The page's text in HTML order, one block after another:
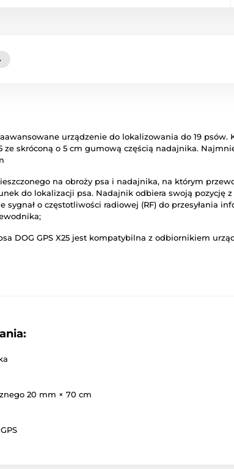
urządzenie do lokalizowania do 19 psów.
ze skróconą o 5 cm gumową częścią nadajnika.
na obroży psa i nadajnika, na którym
do lokalizacji psa. Nadajnik odbiera swoją pozycję z
sygnał o częstotliwości radiowej (RF) do przesyłania
DOG GPS X25 jest kompatybilna z odbiornikiem
20 mm × 70 cm